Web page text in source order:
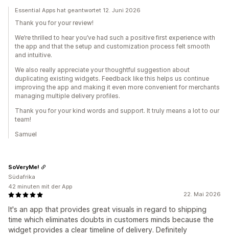
Essential Apps hat geantwortet 12. Juni 2026
Thank you for your review!
We’re thrilled to hear you’ve had such a positive first experience with
the app and that the setup and customization process felt smooth
and intuitive.
We also really appreciate your thoughtful suggestion about
duplicating existing widgets. Feedback like this helps us continue
improving the app and making it even more convenient for merchants
managing multiple delivery profiles.
Thank you for your kind words and support. It truly means a lot to our
team!
Samuel
22. Mai 2026
It's an app that provides great visuals in regard to shipping
time which eliminates doubts in customers minds because the
widget provides a clear timeline of delivery. Definitely
SoVeryMe!
Südafrika
42 minuten mit der App